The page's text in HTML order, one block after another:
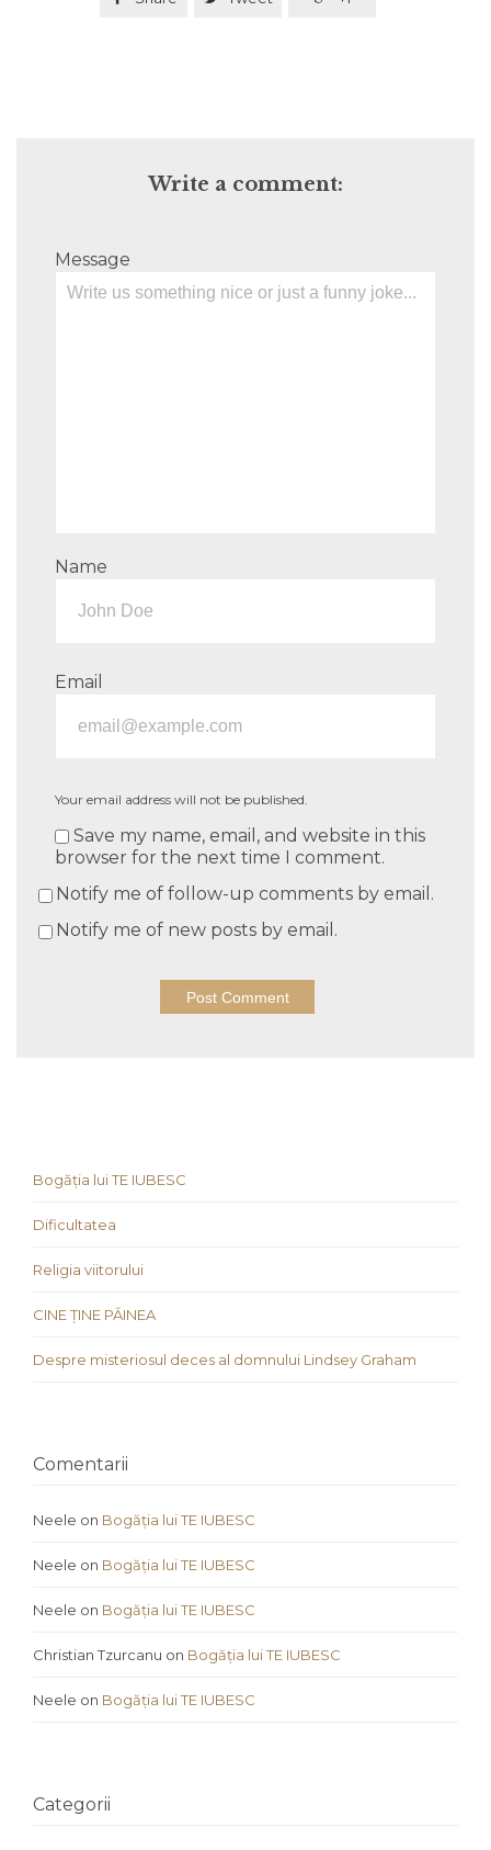
Write a comment:
Message
Name
Email
Your email address will not be published.
Save my name, email, and website in this
browser for the next time I comment.
Notify me of follow-up comments by email.
Notify me of new posts by email.
Bogăția lui TE IUBESC
Dificultatea
Religia viitorului
CINE ȚINE PÂINEA
Despre misteriosul deces al domnului Lindsey Graham
Comentarii
Neele on Bogăția lui TE IUBESC
Neele on Bogăția lui TE IUBESC
Neele on Bogăția lui TE IUBESC
Christian Tzurcanu on Bogăția lui TE IUBESC
Neele on Bogăția lui TE IUBESC
Categorii